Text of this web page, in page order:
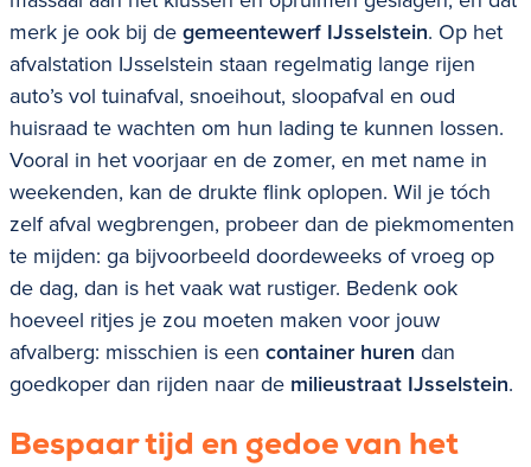
merk je ook bij degemeentewerf IJsselstein. Op het
afvalstation IJsselstein staan regelmatig lange rijen
auto’s vol tuinafval, snoeihout, sloopafval en oud
huisraad te wachten om hun lading te kunnen lossen.
Vooral in het voorjaar en de zomer, en met name in
weekenden, kan de drukte flink oplopen. Wil je tóch
zelf afval wegbrengen, probeer dan de piekmomenten
te mijden: ga bijvoorbeeld doordeweeks of vroeg op
de dag, dan is het vaak wat rustiger. Bedenk ook
hoeveel ritjes je zou moeten maken voor jouw
afvalberg: misschien is een container huren dan
goedkoper dan rijden naar de milieustraat IJsselstein.
Bespaar tijd en gedoe van het